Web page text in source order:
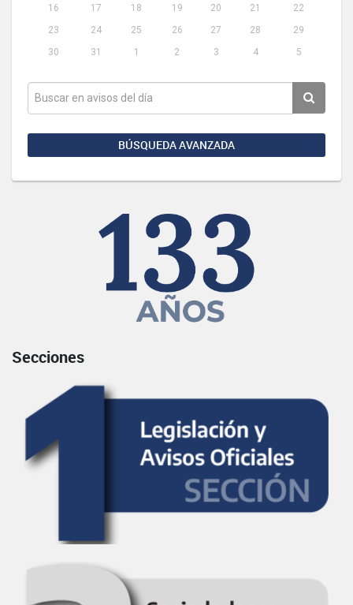
16
17 18 19 20 21
22
23
24 25 26 27 28
29
30
31 1 2 3 4 5
BÚSQUEDA AVANZADA
Secciones